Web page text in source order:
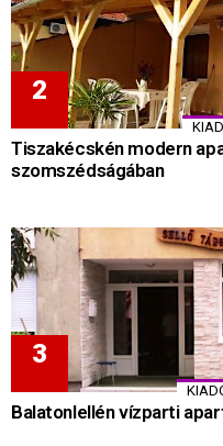
Tiszakécskén modern
szomszédságában
Balatonlellén vízparti